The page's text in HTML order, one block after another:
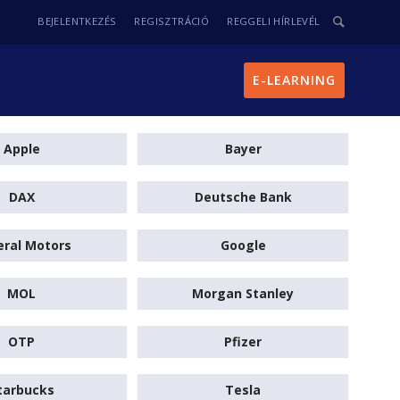
BEJELENTKEZÉS REGISZTRÁCIÓ REGGELI HÍRLEVÉL
E-LEARNING
Apple Bayer
DAX Deutsche Bank
Motors Google
MOL Morgan Stanley
OTP Pfizer
Tesla